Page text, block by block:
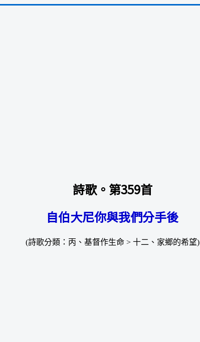
詩歌。第359首
自伯大尼你與我們分手後
(詩歌分類：丙、基督作生命 > 十二、家鄉的希望)